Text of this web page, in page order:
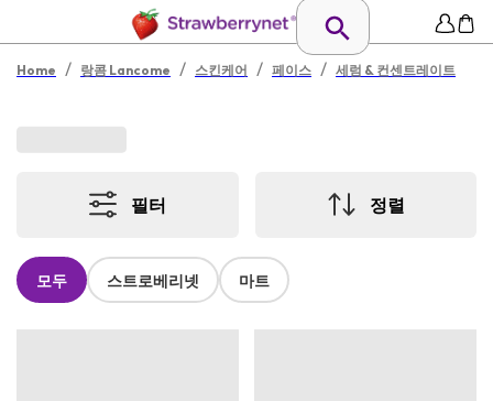
Home / 랑콤 Lancome / 스킨케어 / 페이스 / 세럼 & 컨센트레이트
필터 정렬
모두 스트로베리넷 마트